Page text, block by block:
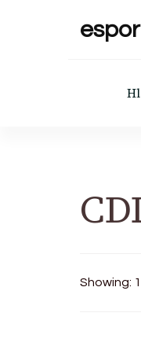
Showing: